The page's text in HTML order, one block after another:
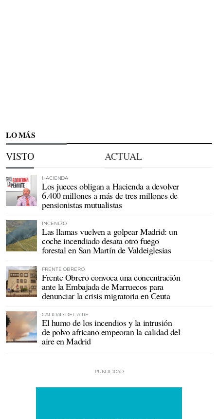
LO MÁS
VISTO ACTUAL
HACIENDA
Los jueces obligan a Hacienda a devolver
6.400 millones a más de tres millones de
pensionistas mutualistas
INCENDIO
Las llamas vuelven a golpear Madrid: un
coche incendiado desata otro fuego
forestal en San Martín de Valdeiglesias
FRENTE OBRERO
Frente Obrero convoca una concentración
ante la Embajada de Marruecos para
denunciar la crisis migratoria en Ceuta
CALIDAD DEL AIRE
El humo de los incendios y la intrusión
de polvo africano empeoran la calidad del
aire en Madrid